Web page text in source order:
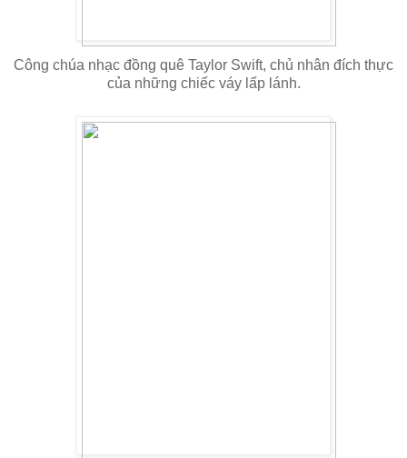
Công chúa nhạc đồng quê Taylor Swift, chủ nhân đích thực
của những chiếc váy lấp lánh.